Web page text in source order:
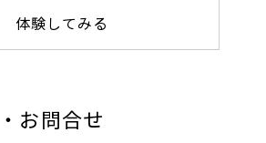
体験してみる
お問合せ